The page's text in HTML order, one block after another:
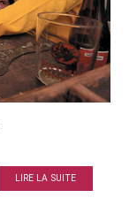
LIRE LA SUITE